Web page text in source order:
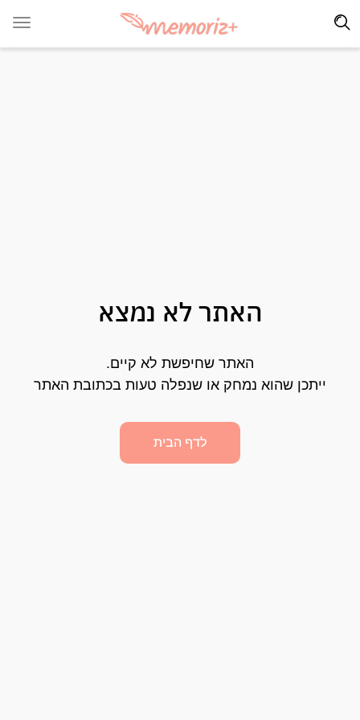
האתר לא נמצא
האתר שחיפשת לא קיים.
ייתכן שהוא נמחק או שנפלה טעות בכתובת האתר
לדף הבית